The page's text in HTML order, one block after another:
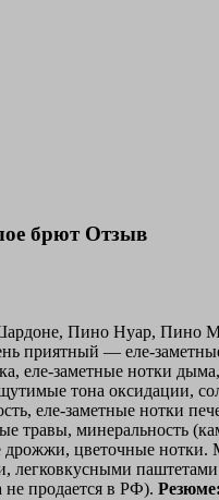
брют Отзыв
Пино Нуар, Пино
приятный — еле-
еле-заметные нотки
тона
еле-заметные нотки
травы, минеральность
цветочные нотки.
паштетами
не продается в РФ).